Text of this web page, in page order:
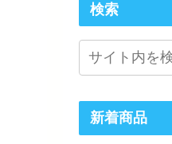
検索
新着商品